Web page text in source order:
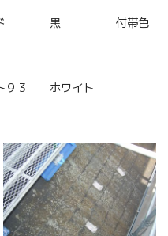
マイルド 黒 付帯色
ト９３ ホワイト